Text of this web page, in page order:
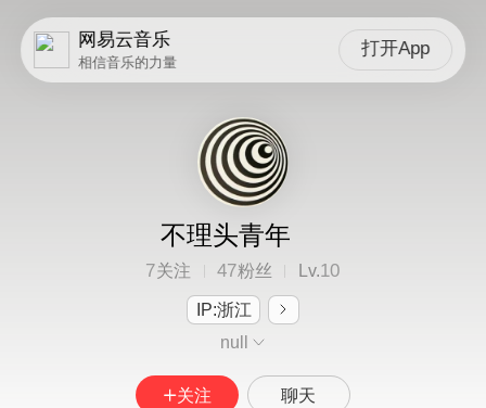
网易云音乐
相信音乐的力量
打开App
不理头青年
7关注 47粉丝 Lv.10
IP:浙江
null
关注 聊天